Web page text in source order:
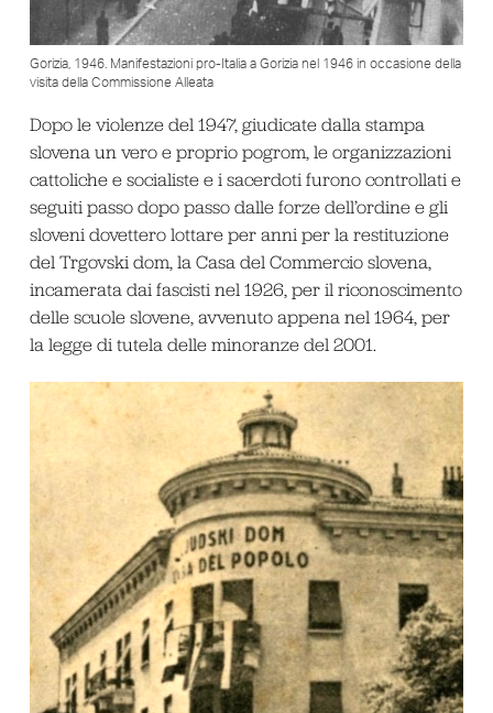
Gorizia, 1946. Manifestazioni pro-Italia a Gorizia nel 1946 in occasione della
visita della Commissione Alleata
Dopo le violenze del 1947, giudicate dalla stampa
slovena un vero e proprio pogrom, le organizzazioni
cattoliche e socialiste e i sacerdoti furono controllati e
seguiti passo dopo passo dalle forze dell’ordine e gli
sloveni dovettero lottare per anni per la restituzione
del Trgovski dom, la Casa del Commercio slovena,
incamerata dai fascisti nel 1926, per il riconoscimento
delle scuole slovene, avvenuto appena nel 1964, per
la legge di tutela delle minoranze del 2001.